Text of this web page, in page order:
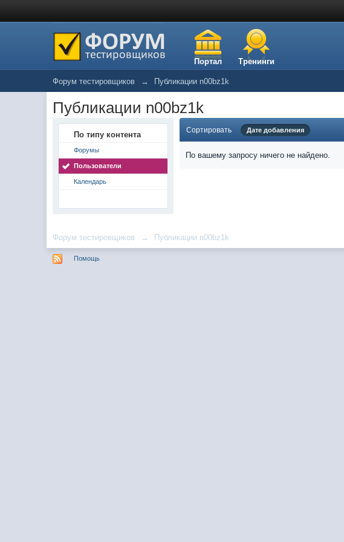
Портал Тренинги
Форум тестировщиков → Публикации n00bz1k
Публикации n00bz1k
По типу контента
Форумы
Пользователи
Календарь
Сортировать Дате добавления
По вашему запросу ничего не найдено.
Форум тестировщиков → Публикации n00bz1k
Помощь